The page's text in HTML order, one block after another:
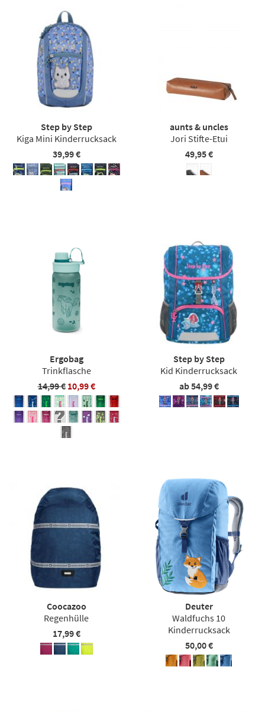
Step by Step
Kiga Mini Kinderrucksack
39,99 €
aunts & uncles
Jori Stifte-Etui
49,95 €
Ergobag
Trinkflasche
14,99 € 10,99 €
Step by Step
Kid Kinderrucksack
ab 54,99 €
Coocazoo
Regenhülle
17,99 €
Deuter
Waldfuchs 10
Kinderrucksack
50,00 €